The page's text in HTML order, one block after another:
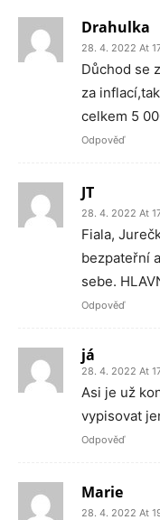
Drahulka
28. 4. 2022 At
Důchod se
za
celkem 5
Odpověď
JT
28. 4. 2022 At
Fiala,
bezpateřní
sebe.
Odpověď
já
28. 4. 2022 At
Asi je už
vypisovat
Odpověď
Marie
28. 4. 2022 At